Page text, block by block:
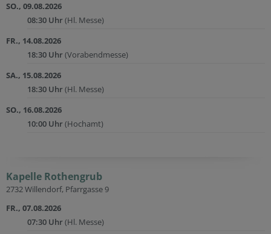
SO., 09.08.2026
08:30 Uhr(Hl. Messe)
FR., 14.08.2026
18:30 Uhr(Vorabendmesse)
SA., 15.08.2026
18:30 Uhr(Hl. Messe)
SO., 16.08.2026
10:00 Uhr(Hochamt)
Kapelle Rothengrub
2732 Willendorf, Pfarrgasse 9
FR., 07.08.2026
07:30 Uhr(Hl. Messe)